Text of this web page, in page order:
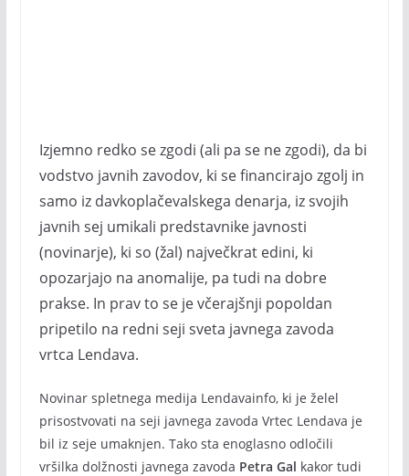
Izjemno redko se zgodi (ali pa se ne zgodi), da bi
vodstvo javnih zavodov, ki se financirajo zgolj in
samo iz davkoplačevalskega denarja, iz svojih
javnih sej umikali predstavnike javnosti
(novinarje), ki so (žal) največkrat edini, ki
opozarjajo na anomalije, pa tudi na dobre
prakse. In prav to se je včerajšnji popoldan
pripetilo na redni seji sveta javnega zavoda
vrtca Lendava.
Novinar spletnega medija Lendavainfo, ki je želel
prisostvovati na seji javnega zavoda Vrtec Lendava je
bil iz seje umaknjen. Tako sta enoglasno odločili
vršilka dolžnosti javnega zavoda Petra Gal kakor tudi